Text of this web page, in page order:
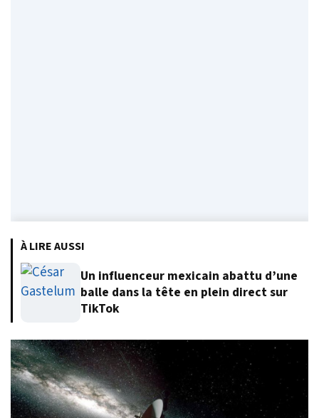
À LIRE AUSSI
Un influenceur mexicain abattu d’une
balle dans la tête en plein direct sur
TikTok